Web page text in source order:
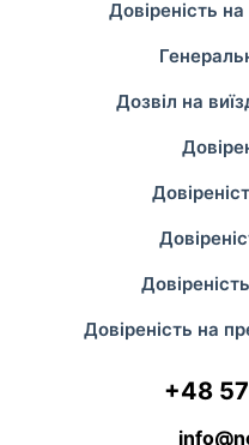
Довіреність
Дозвіл на
Довіреність на
+48